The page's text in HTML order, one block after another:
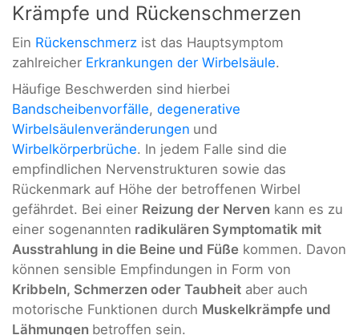
Krämpfe und Rückenschmerzen
Ein Rückenschmerz ist das Hauptsymptom
zahlreicher Erkrankungen der Wirbelsäule.
Häufige Beschwerden sind hierbei
Bandscheibenvorfälle, degenerative
Wirbelsäulenveränderungen und
Wirbelkörperbrüche. In jedem Falle sind die
empfindlichen Nervenstrukturen sowie das
Rückenmark auf Höhe der betroffenen Wirbel
gefährdet. Bei einer Reizung der Nerven kann es zu
einer sogenannten radikulären Symptomatik mit
Ausstrahlung in die Beine und Füße kommen. Davon
können sensible Empfindungen in Form von
Kribbeln, Schmerzen oder Taubheit aber auch
motorische Funktionen durch Muskelkrämpfe und
Lähmungen betroffen sein.